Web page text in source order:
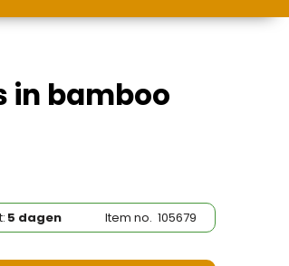
in bamboo
5 dagen Item no. 105679